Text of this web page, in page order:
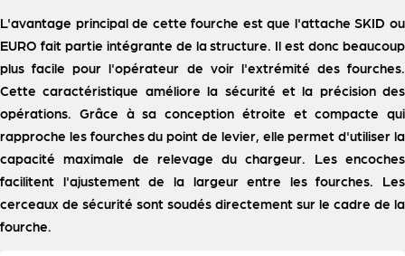
L'avantage principal de cette fourche est que l'attache SKID ou
EURO fait partie intégrante de la structure. Il est donc beaucoup
plus facile pour l'opérateur de voir l'extrémité des fourches.
Cette caractéristique améliore la sécurité et la précision des
opérations. Grâce à sa conception étroite et compacte qui
rapproche les fourches du point de levier, elle permet d'utiliser la
capacité maximale de relevage du chargeur. Les encoches
facilitent l'ajustement de la largeur entre les fourches. Les
cerceaux de sécurité sont soudés directement sur le cadre de la
fourche.